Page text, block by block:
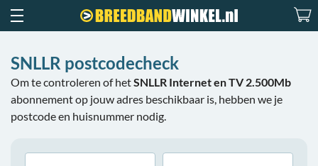
SNLLR postcodecheck
Om te controleren of hetSNLLR Internet en TV 2.500Mb
abonnement op jouw adres beschikbaar is, hebben we je
postcode en huisnummer nodig.